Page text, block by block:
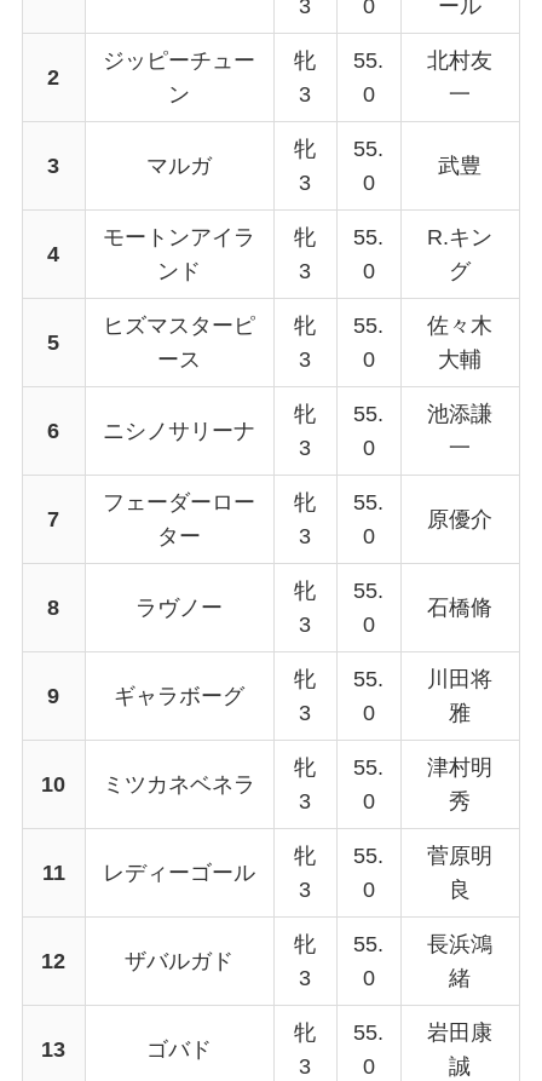
3 0 ール
2
ジッピーチュー
ン
牝
3
55.
0
北村友
一
3 マルガ
牝
3
55.
0
武豊
4
モートンアイラ
ンド
牝
3
55.
0
R.キン
グ
5
ヒズマスターピ
ース
牝
3
55.
0
佐々木
大輔
6 ニシノサリーナ
牝
3
55.
0
池添謙
一
7
フェーダーロー
ター
牝
3
55.
0
原優介
8 ラヴノー
牝
3
55.
0
石橋脩
9 ギャラボーグ
牝
3
55.
0
川田将
雅
10 ミツカネベネラ
牝
3
55.
0
津村明
秀
11 レディーゴール
牝
3
55.
0
菅原明
良
12 ザバルガド
牝
3
55.
0
長浜鴻
緒
13 ゴバド
牝
3
55.
0
岩田康
誠